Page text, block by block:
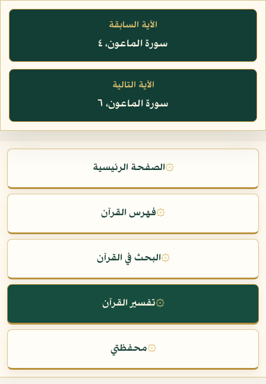
الآية السابقة
سورة الماعون، ٤
الآية التالية
سورة الماعون، ٦
۞الصفحة الرئيسية
۞فهرس القرآن
۞البحث في القرآن
۞تفسير القرآن
۞محفظتي